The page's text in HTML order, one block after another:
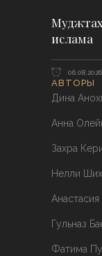
ислама
06.08.2026
АВТОРЫ
Дина
Анна
Захра
Нелли
Гульназ
Фатима